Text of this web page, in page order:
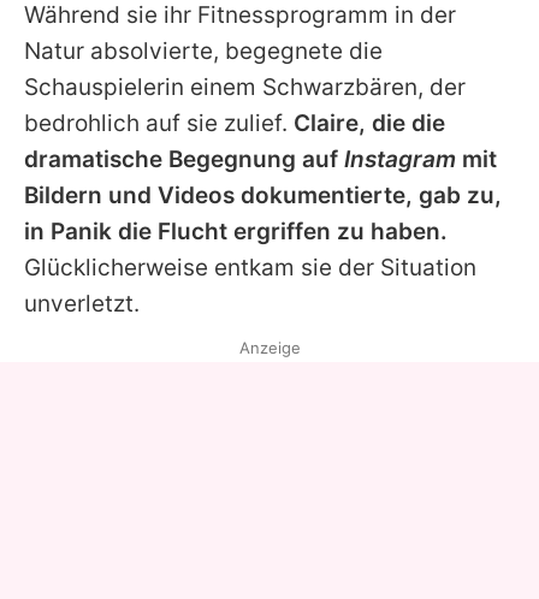
App runterladen
Team
Redaktionelle Richtlinien
Impressum
Datenschutzerklärung
Utiq verwalten
Während sie ihr Fitnessprogramm in der
Natur absolvierte, begegnete die
Schauspielerin einem Schwarzbären, der
bedrohlich auf sie zulief. Claire, die die
dramatische Begegnung auf Instagram mit
Bildern und Videos dokumentierte, gab zu,
in Panik die Flucht ergriffen zu haben.
Glücklicherweise entkam sie der Situation
unverletzt.
Anzeige